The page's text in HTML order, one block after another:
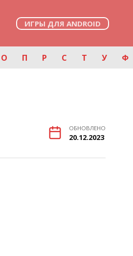
ИГРЫ ДЛЯ ANDROID
О П Р С Т У Ф
ОБНОВЛЕНО
20.12.2023